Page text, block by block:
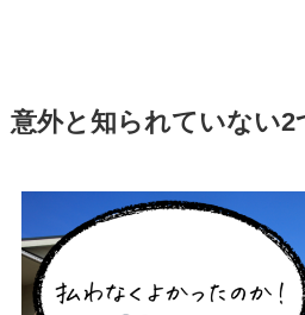
意外と知られていない2